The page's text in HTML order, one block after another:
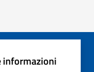
informazioni